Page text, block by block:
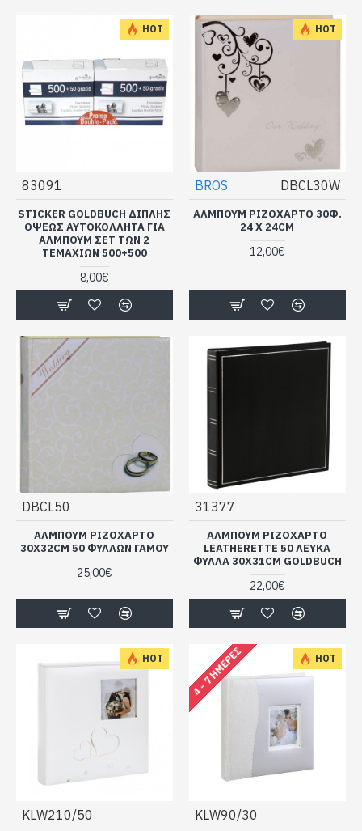
HOT
83091
STICKER GOLDBUCH ΔΙΠΛΗΣ
ΟΨΕΩΣ ΑΥΤΟΚΟΛΛΗΤΑ ΓΙΑ
ΑΛΜΠΟΥΜ ΣΕΤ ΤΩΝ 2
ΤΕΜΑΧΙΩΝ 500+500
8,00€
HOT
BROS DBCL30W
ΑΛΜΠΟΥΜ ΡΙΖΌΧΑΡΤΟ 30Φ.
24 X 24CM
12,00€
DBCL50
ΑΛΜΠΟΥΜ ΡΙΖΟΧΑΡΤΟ
30X32CM 50 ΦΥΛΛΩΝ ΓΑΜΟΥ
25,00€
31377
ΑΛΜΠΟΥΜ ΡΙΖΟΧΑΡΤΟ
LΕΑΤΗΕRΕΤΤΕ 50 ΛΕΥΚΑ
ΦΥΛΛΑ 30Χ31CΜ GOLDBUCH
22,00€
HOT
KLW210/50
HOT
4 - 7 ΗΜΈΡΕΣ
KLW90/30